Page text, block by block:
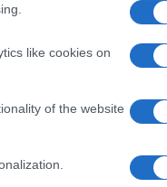
like cookies on
of the website
e
si
un
ai live di